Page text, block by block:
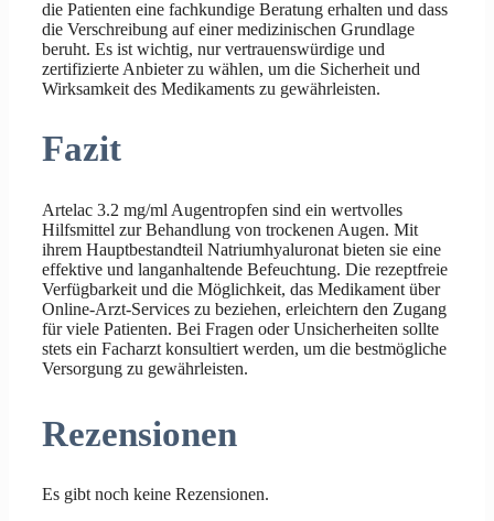
die Patienten eine fachkundige Beratung erhalten und dass
die Verschreibung auf einer medizinischen Grundlage
beruht. Es ist wichtig, nur vertrauenswürdige und
zertifizierte Anbieter zu wählen, um die Sicherheit und
Wirksamkeit des Medikaments zu gewährleisten.
Fazit
Artelac 3.2 mg/ml Augentropfen sind ein wertvolles
Hilfsmittel zur Behandlung von trockenen Augen. Mit
ihrem Hauptbestandteil Natriumhyaluronat bieten sie eine
effektive und langanhaltende Befeuchtung. Die rezeptfreie
Verfügbarkeit und die Möglichkeit, das Medikament über
Online-Arzt-Services zu beziehen, erleichtern den Zugang
für viele Patienten. Bei Fragen oder Unsicherheiten sollte
stets ein Facharzt konsultiert werden, um die bestmögliche
Versorgung zu gewährleisten.
Rezensionen
Es gibt noch keine Rezensionen.